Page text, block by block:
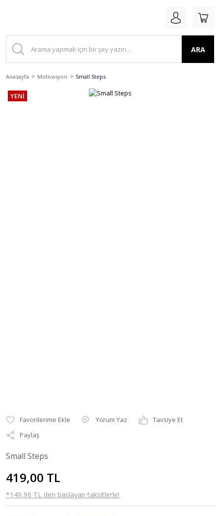
ARA
Anasayfa Motivasyon Small Steps
YENİ
Yorum Yaz
Tavsiye Et
Paylaş
Small Steps
419,00 TL
*149,96 TL den başlayan taksitlerle!